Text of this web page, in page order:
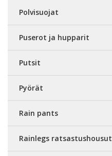
Polvisuojat
Puserot ja hupparit
Putsit
Pyörät
Rain pants
Rainlegs ratsastushousut